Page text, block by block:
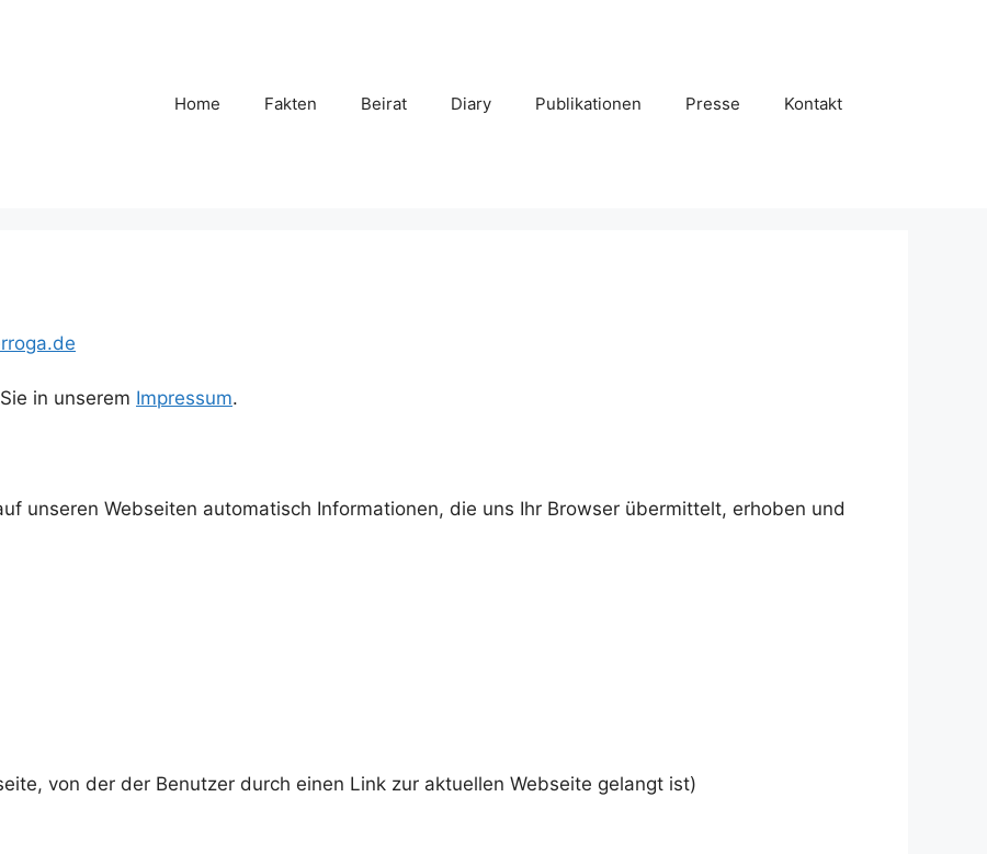
Home Fakten Beirat Diary Publikationen Presse Kontakt
in unserem Impressum.
unseren Webseiten automatisch Informationen, die uns Ihr Browser übermittelt, erhoben und
von der der Benutzer durch einen Link zur aktuellen Webseite gelangt ist)